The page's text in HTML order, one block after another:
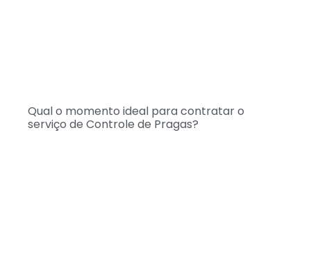
Qual o momento ideal para contratar o
serviço de Controle de Pragas?